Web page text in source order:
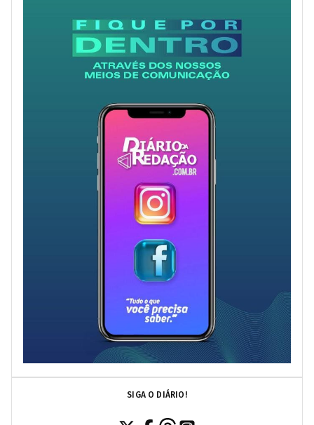
SIGA O DIÁRIO!